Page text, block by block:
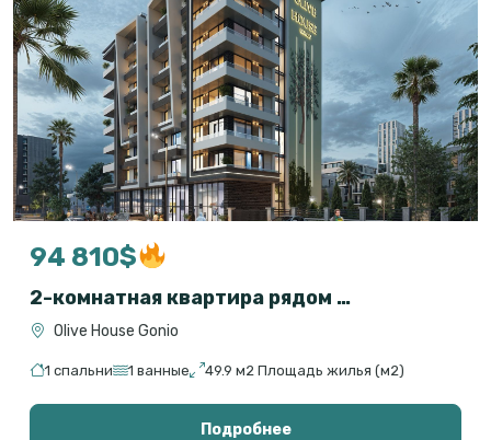
94 810$
2-комнатная квартира рядом с морем в Гонио, Батуми — Olive House
Olive House Gonio
1 спальни 1 ванные 49.9 м2 Площадь жилья (м2)
Подробнее